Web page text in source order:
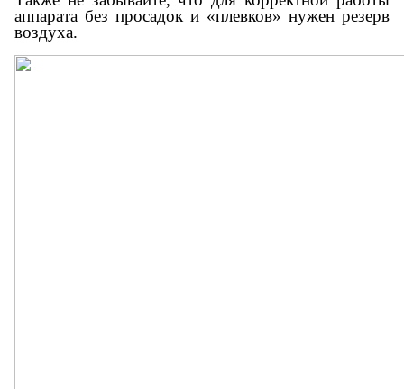
аппарата без просадок и «плевков» нужен резерв
воздуха.